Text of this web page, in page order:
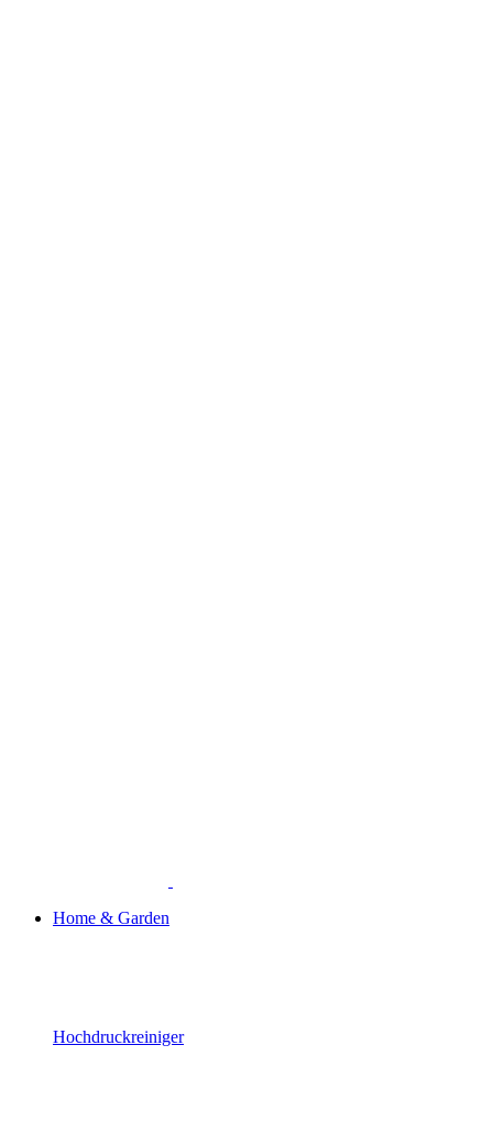
Home & Garden
Hochdruckreiniger